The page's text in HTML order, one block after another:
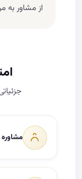
از مشاور به